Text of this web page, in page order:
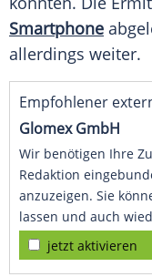
Smartphone
allerdings weiter.
Empfohlener
Glomex GmbH
Wir benötigen Ihre
Redaktion
anzuzeigen. Sie
lassen und auch
jetzt aktivieren